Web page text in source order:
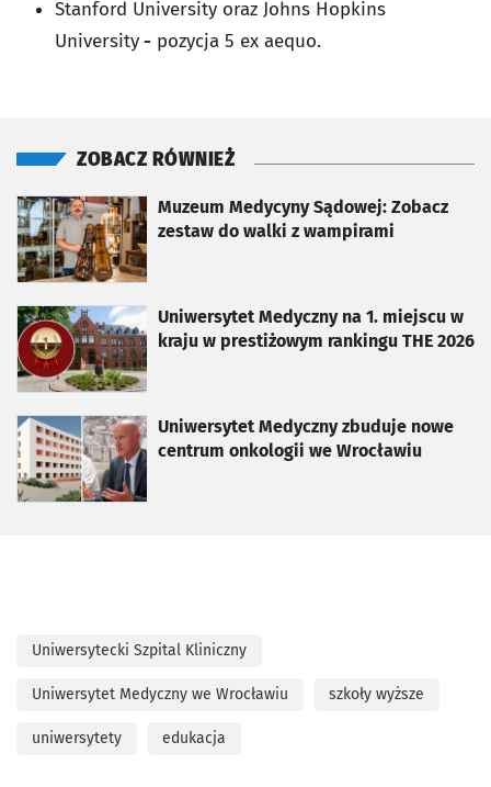
Stanford University oraz Johns Hopkins
University- pozycja 5 ex aequo.
ZOBACZ RÓWNIEŻ
Muzeum Medycyny Sądowej: Zobacz
zestaw do walki z wampirami
otworzy się w nowej karcie
Uniwersytet Medyczny na 1. miejscu w
kraju w prestiżowym rankingu THE 2026
otworzy się w nowej karcie
Uniwersytet Medyczny zbuduje nowe
centrum onkologii we Wrocławiu
otworzy się w nowej karcie
Uniwersytecki Szpital Kliniczny
Uniwersytet Medyczny we Wrocławiu szkoły wyższe
uniwersytety edukacja